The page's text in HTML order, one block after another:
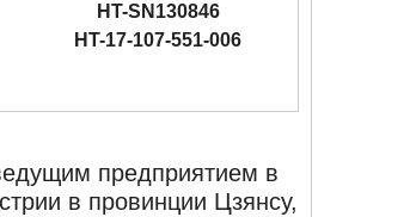
HT-SN130846
HT-17-107-551-006
предприятием в
в провинции Цзянсу,